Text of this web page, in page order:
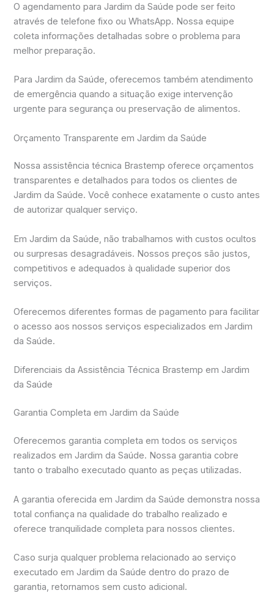
O agendamento para Jardim da Saúde pode ser feito
através de telefone fixo ou WhatsApp. Nossa equipe
coleta informações detalhadas sobre o problema para
melhor preparação.
Para Jardim da Saúde, oferecemos também atendimento
de emergência quando a situação exige intervenção
urgente para segurança ou preservação de alimentos.
Orçamento Transparente em Jardim da Saúde
Nossa assistência técnica Brastemp oferece orçamentos
transparentes e detalhados para todos os clientes de
Jardim da Saúde. Você conhece exatamente o custo antes
de autorizar qualquer serviço.
Em Jardim da Saúde, não trabalhamos with custos ocultos
ou surpresas desagradáveis. Nossos preços são justos,
competitivos e adequados à qualidade superior dos
serviços.
Oferecemos diferentes formas de pagamento para facilitar
o acesso aos nossos serviços especializados em Jardim
da Saúde.
Diferenciais da Assistência Técnica Brastemp em Jardim
da Saúde
Garantia Completa em Jardim da Saúde
Oferecemos garantia completa em todos os serviços
realizados em Jardim da Saúde. Nossa garantia cobre
tanto o trabalho executado quanto as peças utilizadas.
A garantia oferecida em Jardim da Saúde demonstra nossa
total confiança na qualidade do trabalho realizado e
oferece tranquilidade completa para nossos clientes.
Caso surja qualquer problema relacionado ao serviço
executado em Jardim da Saúde dentro do prazo de
garantia, retornamos sem custo adicional.